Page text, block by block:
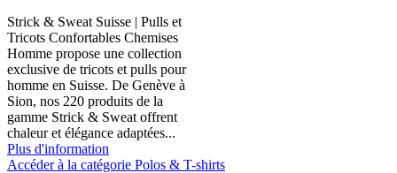
Strick & Sweat Suisse | Pulls et
Tricots Confortables Chemises
Homme propose une collection
exclusive de tricots et pulls pour
homme en Suisse. De Genève à
Sion, nos 220 produits de la
gamme Strick & Sweat offrent
chaleur et élégance adaptées...
Plus d'information
Accéder à la catégorie Polos & T-shirts